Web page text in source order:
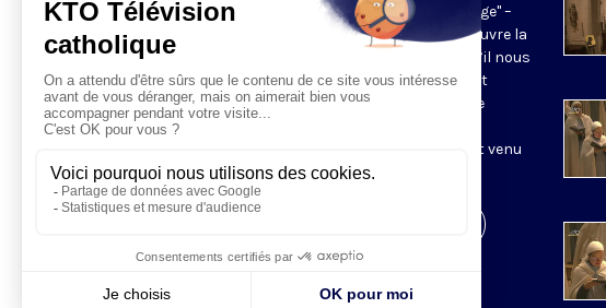
dérivé du terme latin qui signifie "louange" –
sont d’abord la prière de louange qui ouvre la
journée pour remercier Dieu du don qu’il nous
fait de ce jour nouveau, et le placer tout
entier sous son regard. Mais son heure
Résurrection du Seigneur, "soleil levant venu
nous visiter" (Lc 1,28).